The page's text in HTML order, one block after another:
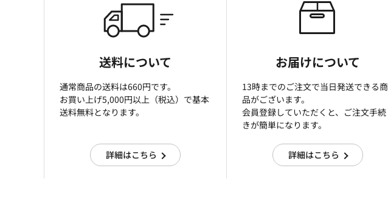
送料について
通常商品の送料は660円です。
お買い上げ5,000円以上（税込）で基本
送料無料となります。
詳細はこちら
お届けについて
13時までのご注文で当日発送できる商
品がございます。
会員登録していただくと、ご注文手続
きが簡単になります。
詳細はこちら